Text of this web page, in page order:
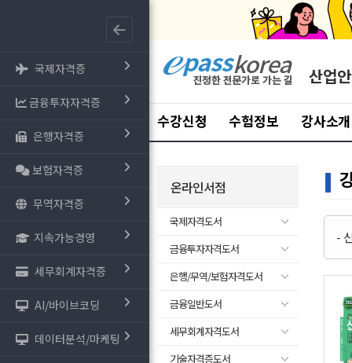
국제자격증
금융투자자격증
은행자격증
보험자격증
무역자격증
지속가능경영
세무회계자격증
AI/바이브코딩
데이터분석/마케팅
산업
수강신청 수험정보 강사소개
온라인서점
국제자격도서
금융투자자격도서
은행/무역/보험자격도서
금융일반도서
세무회계자격도서
기술자격증도서
-